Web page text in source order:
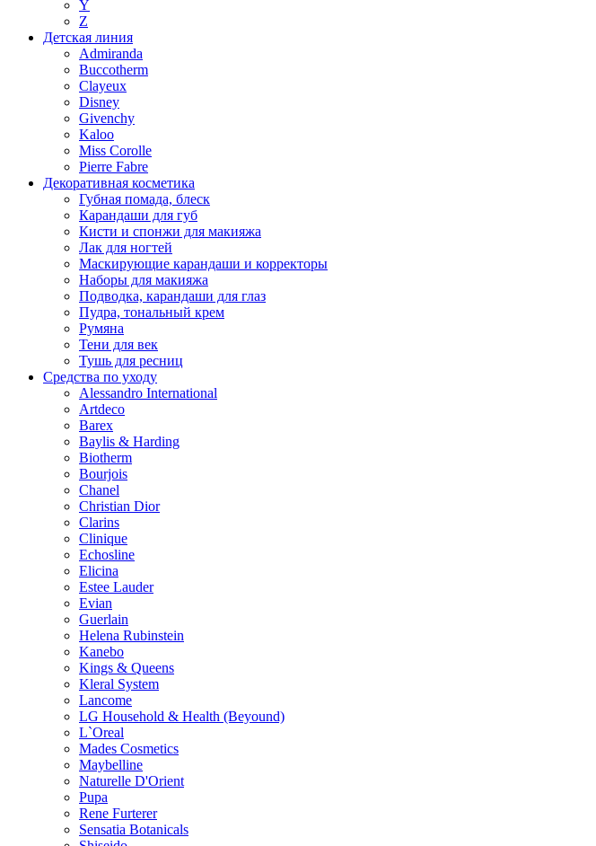
Y
Z
Детская линия
Admiranda
Buccotherm
Clayeux
Disney
Givenchy
Kaloo
Miss Corolle
Pierre Fabre
Декоративная косметика
Губная помада, блеск
Карандаши для губ
Кисти и спонжи для макияжа
Лак для ногтей
Маскирующие карандаши и корректоры
Наборы для макияжа
Подводка, карандаши для глаз
Пудра, тональный крем
Румяна
Тени для век
Тушь для ресниц
Средства по уходу
Alessandro International
Artdeco
Barex
Baylis & Harding
Biotherm
Bourjois
Chanel
Christian Dior
Clarins
Clinique
Echosline
Elicina
Estee Lauder
Evian
Guerlain
Helena Rubinstein
Kanebo
Kings & Queens
Kleral System
Lancome
LG Household & Health (Beyound)
L`Oreal
Mades Cosmetics
Maybelline
Naturelle D'Orient
Pupa
Rene Furterer
Sensatia Botanicals